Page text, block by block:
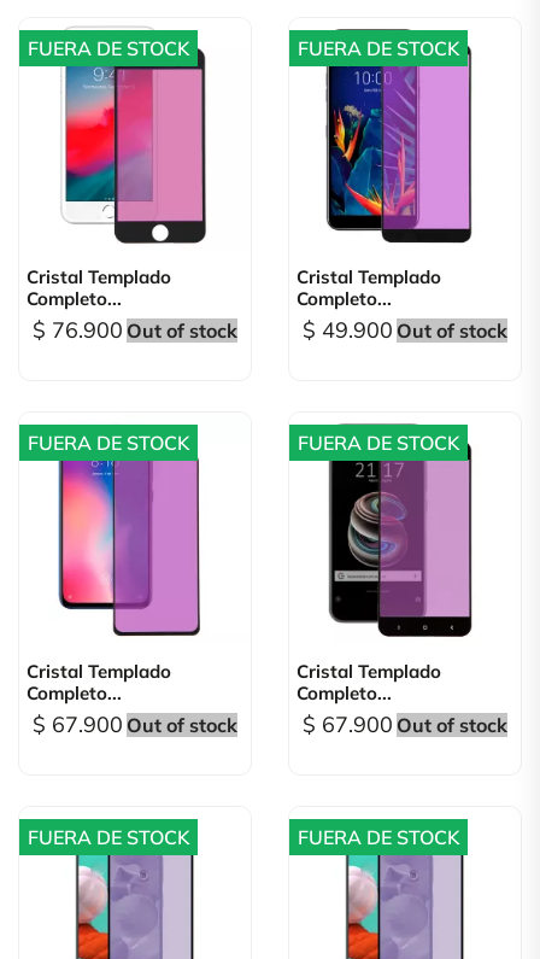
Cristal Templado
Completo...
$ 76.900 Out of stock
FUERA DE STOCK
Cristal Templado
Completo...
$ 49.900 Out of stock
FUERA DE STOCK
Cristal Templado
Completo...
$ 67.900 Out of stock
FUERA DE STOCK
Cristal Templado
Completo...
$ 67.900 Out of stock
FUERA DE STOCK
FUERA DE STOCK FUERA DE STOCK